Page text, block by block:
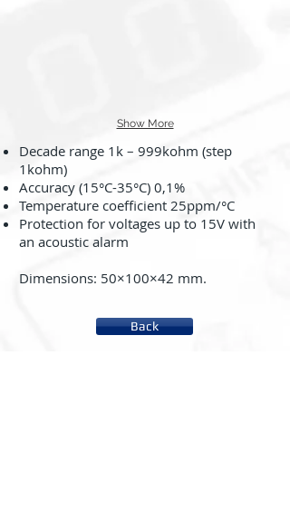
Show More
Decade range 1k – 999kohm (step
1kohm)
Accuracy (15°C-35°C) 0,1%
Temperature coefficient 25ppm/°C
Protection for voltages up to 15V with
an acoustic alarm
Dimensions: 50×100×42 mm.
Back